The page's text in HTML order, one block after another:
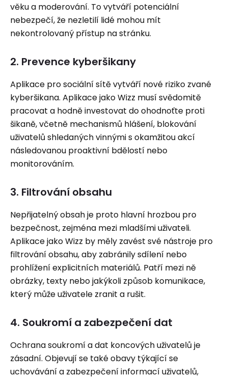
věku a moderování. To vytváří potenciální
nebezpečí, že nezletilí lidé mohou mít
nekontrolovaný přístup na stránku.
2. Prevence kyberšikany
Aplikace pro sociální sítě vytváří nové riziko zvané
kyberšikana. Aplikace jako Wizz musí svědomitě
pracovat a hodně investovat do ohodnoťte proti
šikaně, včetně mechanismů hlášení, blokování
uživatelů shledaných vinnými s okamžitou akcí
následovanou proaktivní bdělostí nebo
monitorováním.
3. Filtrování obsahu
Nepřijatelný obsah je proto hlavní hrozbou pro
bezpečnost, zejména mezi mladšími uživateli.
Aplikace jako Wizz by měly zavést své nástroje pro
filtrování obsahu, aby zabránily sdílení nebo
prohlížení explicitních materiálů. Patří mezi ně
obrázky, texty nebo jakýkoli způsob komunikace,
který může uživatele zranit a rušit.
4. Soukromí a zabezpečení dat
Ochrana soukromí a dat koncových uživatelů je
zásadní. Objevují se také obavy týkající se
uchovávání a zabezpečení informací uživatelů,